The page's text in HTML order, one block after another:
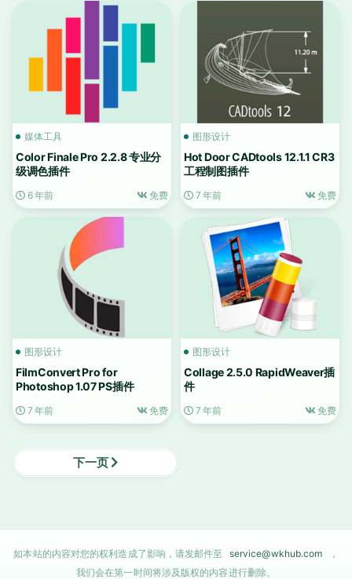
媒体工具
Color Finale Pro 2.2.8 专业分
级调色插件
6 年前 免费
图形设计
Hot Door CADtools 12.1.1 CR3
工程制图插件
7 年前 免费
图形设计
FilmConvert Pro for
Photoshop 1.07 PS插件
7 年前 免费
图形设计
Collage 2.5.0 RapidWeaver插
件
7 年前 免费
下一页
如本站的内容对您的权利造成了影响，请发邮件至 service@wkhub.com
，
我们会在第一时间将涉及版权的内容进行删除。